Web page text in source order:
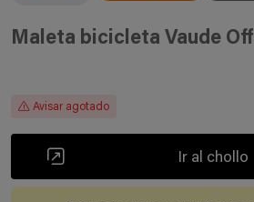
Maleta bicicleta Vaude Off
Avisar agotado
Ir al chollo